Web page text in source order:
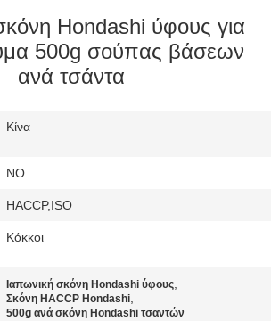
Hondashi ύφους για
500g σούπας βάσεων
ανά τσάντα
Κίνα
NO
HACCP,ISO
Κόκκοι
Ιαπωνική σκόνη Hondashi ύφους,
Σκόνη HACCP Hondashi,
500g ανά σκόνη Hondashi τσαντών